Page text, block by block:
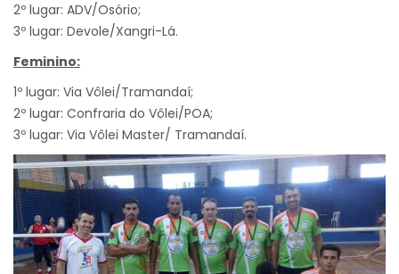
2º lugar: ADV/Osório;
3º lugar: Devole/Xangri-Lá.
Feminino:
1º lugar: Via Vôlei/Tramandaí;
2º lugar: Confraria do Vôlei/POA;
3º lugar: Via Vôlei Master/ Tramandaí.